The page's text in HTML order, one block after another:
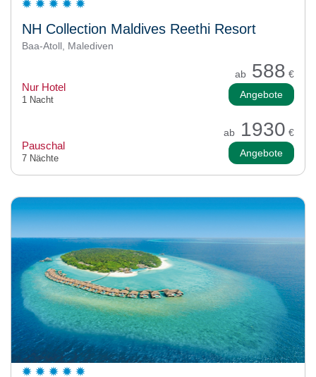
NH Collection Maldives Reethi Resort
Baa-Atoll, Malediven
ab 588 €
Nur Hotel
1 Nacht Angebote
ab 1930 €
Pauschal
7 Nächte Angebote